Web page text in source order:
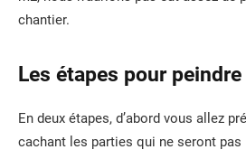
chantier.
Les étapes pour
En deux étapes, d’abord vous allez
cachant les parties qui ne seront